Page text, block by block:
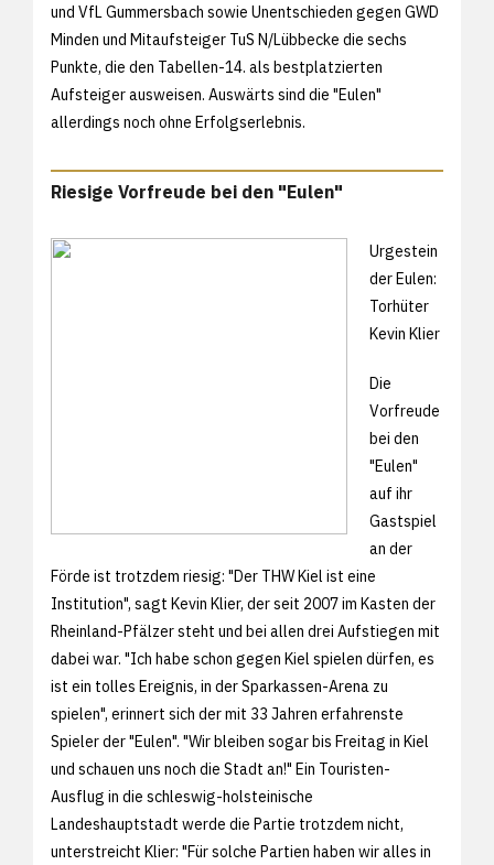
und VfL Gummersbach sowie Unentschieden gegen GWD
Minden und Mitaufsteiger TuS N/Lübbecke die sechs
Punkte, die den Tabellen-14. als bestplatzierten
Aufsteiger ausweisen. Auswärts sind die "Eulen"
allerdings noch ohne Erfolgserlebnis.
Riesige Vorfreude bei den "Eulen"
Urgestein
der Eulen:
Torhüter
Kevin Klier
Die
Vorfreude
bei den
"Eulen"
auf ihr
Gastspiel
an der
Förde ist trotzdem riesig: "Der THW Kiel ist eine
Institution", sagt Kevin Klier, der seit 2007 im Kasten der
Rheinland-Pfälzer steht und bei allen drei Aufstiegen mit
dabei war. "Ich habe schon gegen Kiel spielen dürfen, es
ist ein tolles Ereignis, in der Sparkassen-Arena zu
spielen", erinnert sich der mit 33 Jahren erfahrenste
Spieler der "Eulen". "Wir bleiben sogar bis Freitag in Kiel
und schauen uns noch die Stadt an!" Ein Touristen-
Ausflug in die schleswig-holsteinische
Landeshauptstadt werde die Partie trotzdem nicht,
unterstreicht Klier: "Für solche Partien haben wir alles in